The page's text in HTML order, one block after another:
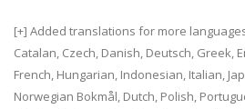
[+] Added translations for more
Catalan, Czech, Danish, Deutsch, Greek,
French, Hungarian, Indonesian, Italian,
Norwegian Bokmål, Dutch, Polish,